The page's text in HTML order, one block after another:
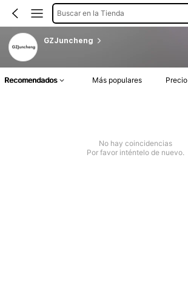
Buscar en la Tienda
GZJuncheng
Recomendados Más populares Precio
No hay coincidencias
Por favor inténtelo de nuevo.